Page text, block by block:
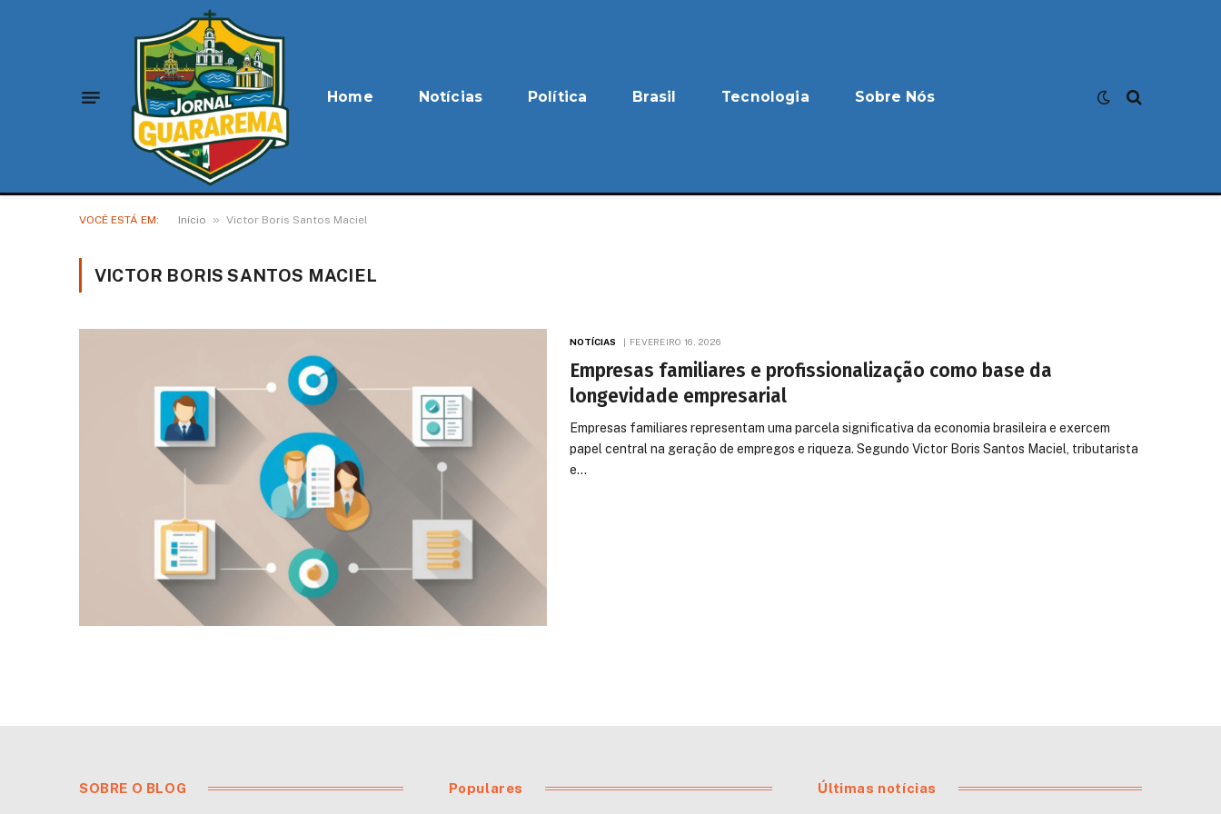
Home Notícias Política Brasil Tecnologia Sobre Nós
VOCÊ ESTÁ EM: Início » Victor Boris Santos Maciel
VICTOR BORIS SANTOS MACIEL
NOTÍCIAS FEVEREIRO 16, 2026
Empresas familiares e profissionalização como base da
longevidade empresarial
Empresas familiares representam uma parcela significativa da economia brasileira e exercem
papel central na geração de empregos e riqueza. Segundo Victor Boris Santos Maciel, tributarista
e…
SOBRE O BLOG Populares Últimas notícias